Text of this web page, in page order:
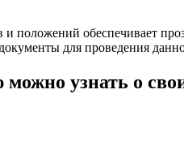
и положений обеспечивает
для проведения
узнать о